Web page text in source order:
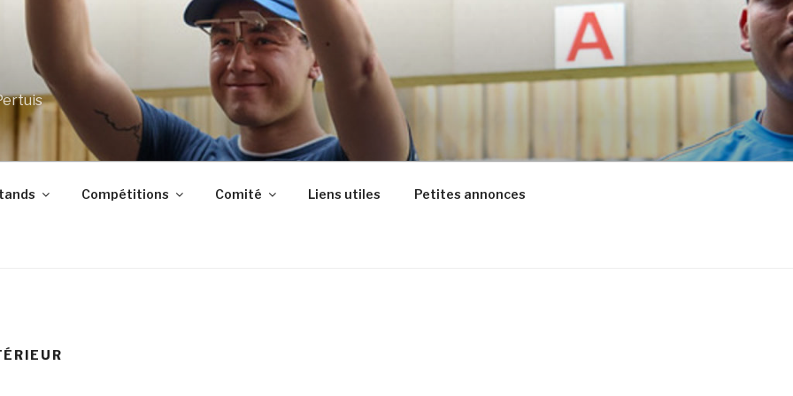
Compétitions Comité Liens utiles Petites annonces